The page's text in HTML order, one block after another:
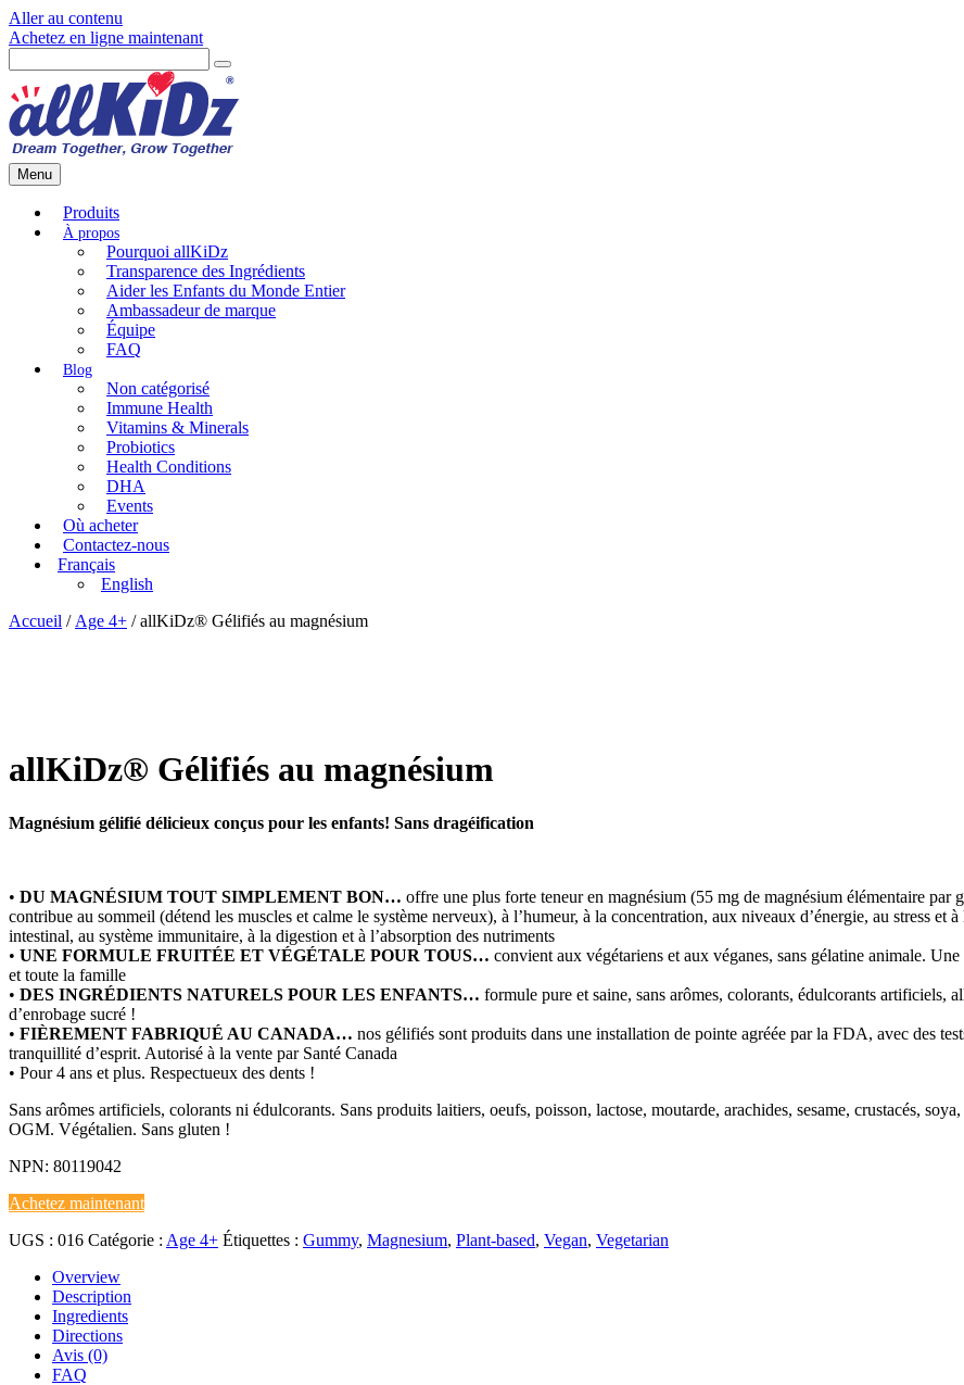
Aller au contenu
Achetez en ligne maintenant
Menu
Produits
Pourquoi allKiDz
Transparence des Ingrédients
Aider les Enfants du Monde Entier
Ambassadeur de marque
Équipe
FAQ
Non catégorisé
Immune Health
Vitamins & Minerals
Probiotics
Health Conditions
DHA
Events
Où acheter
Contactez-nous
Français
English
Accueil / Age 4+ / allKiDz® Gélifiés au magnésium
allKiDz® Gélifiés au magnésium
Magnésium gélifié délicieux conçus pour les enfants! Sans dragéification
• DU MAGNÉSIUM TOUT SIMPLEMENT BON… offre une plus forte teneur en magnésium (55 mg de magnésium élémentaire
contribue au sommeil (détend les muscles et calme le système nerveux), à l’humeur, à la concentration, aux niveaux d’énergie, au stress et
intestinal, au système immunitaire, à la digestion et à l’absorption des nutriments
• UNE FORMULE FRUITÉE ET VÉGÉTALE POUR TOUS… convient aux végétariens et aux véganes, sans gélatine animale.
et toute la famille
• DES INGRÉDIENTS NATURELS POUR LES ENFANTS… formule pure et saine, sans arômes, colorants, édulcorants artificiels,
d’enrobage sucré !
• FIÈREMENT FABRIQUÉ AU CANADA… nos gélifiés sont produits dans une installation de pointe agréée par la FDA, avec des
tranquillité d’esprit. Autorisé à la vente par Santé Canada
• Pour 4 ans et plus. Respectueux des dents !
Sans arômes artificiels, colorants ni édulcorants. Sans produits laitiers, oeufs, poisson, lactose, moutarde, arachides, sesame, crustacés,
OGM. Végétalien. Sans gluten !
NPN: 80119042
Achetez maintenant
UGS : 016 Catégorie : Age 4+ Étiquettes : Gummy, Magnesium, Plant-based, Vegan, Vegetarian
Overview
Description
Ingredients
Directions
Avis (0)
FAQ